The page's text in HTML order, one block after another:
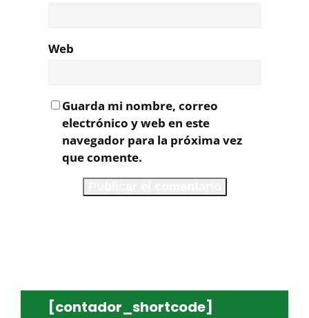
Web
Guarda mi nombre, correo
electrónico y web en este
navegador para la próxima vez
que comente.
[contador_shortcode]